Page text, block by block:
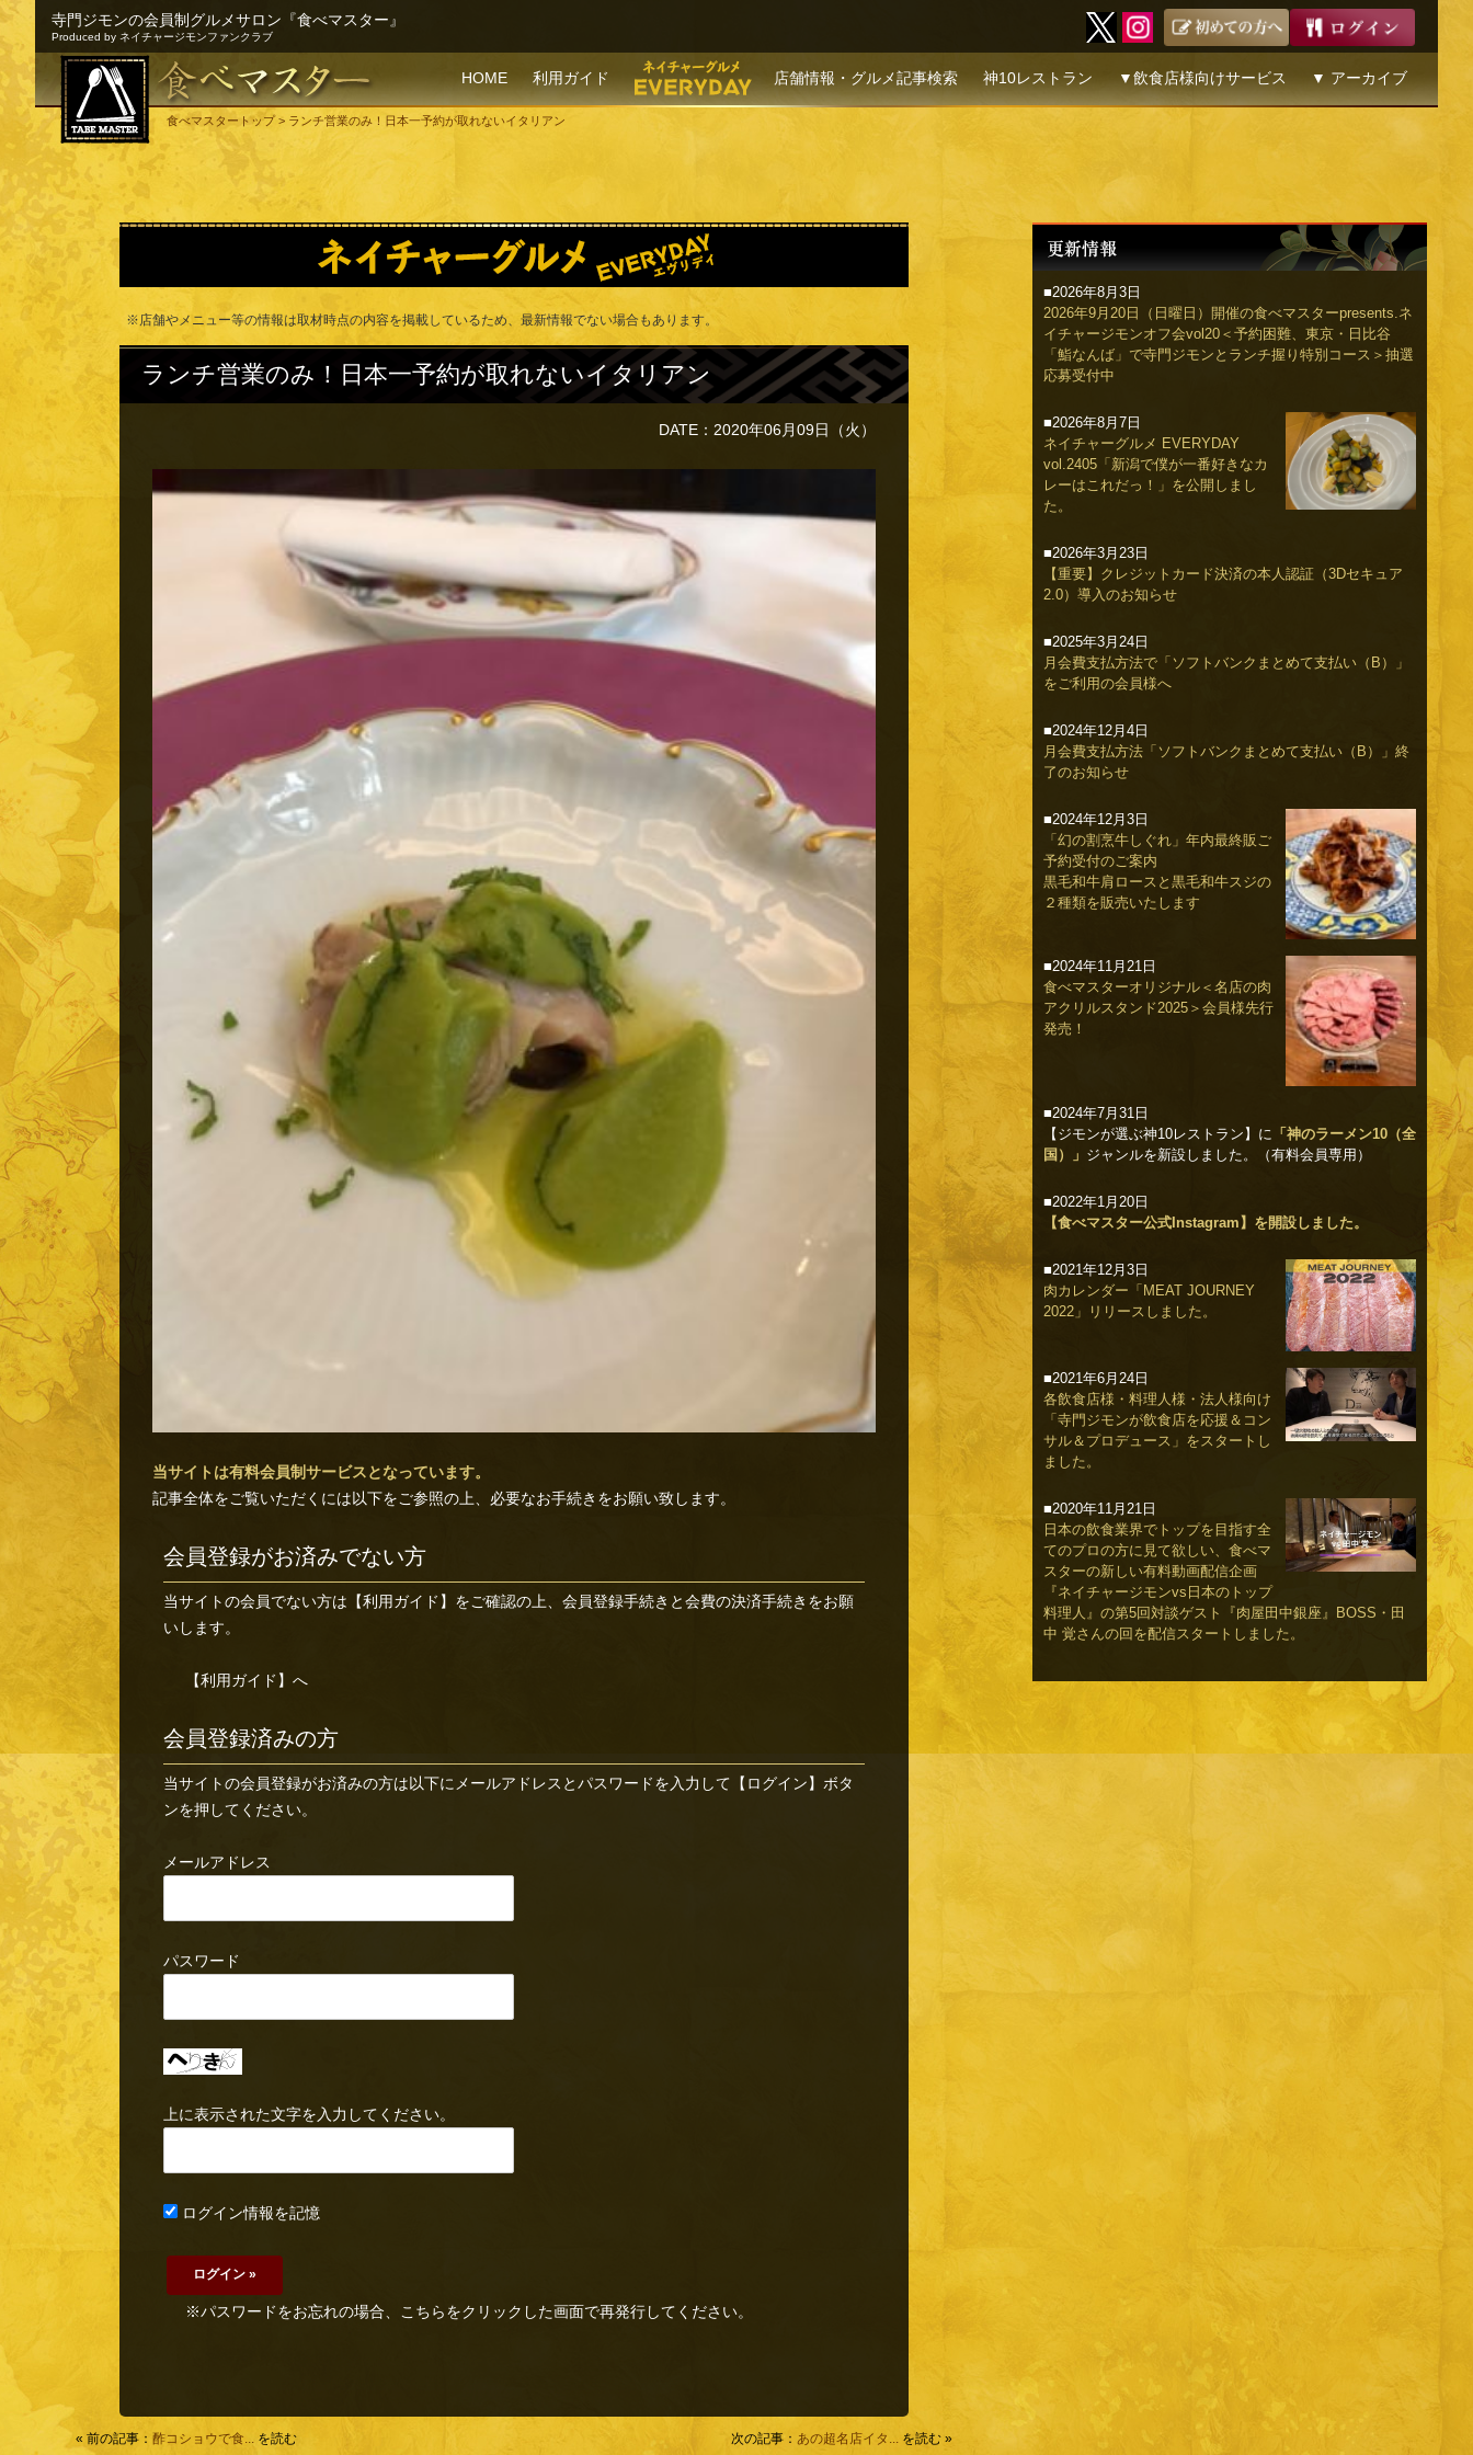
寺門ジモンの会員制グルメサロン『食べマスター』
Produced by ネイチャージモンファンクラブ
HOME 利用ガイド 店舗情報・グルメ記事検索 神10レストラン ▼飲食店様向けサービス ▼ アーカイブ
食べマスタートップ> ランチ営業のみ！日本一予約が取れないイタリアン
※店舗やメニュー等の情報は取材時点の内容を掲載しているため、最新情報でない場合もあります。
ランチ営業のみ！日本一予約が取れないイタリアン
DATE：2020年06月09日（火）
当サイトは有料会員制サービスとなっています。
記事全体をご覧いただくには以下をご参照の上、必要なお手続きをお願い致します。
会員登録がお済みでない方
当サイトの会員でない方は 【利用ガイド】 をご確認の上、会員登録手続きと会費の決済手続きをお願
いします。
【利用ガイド】へ
会員登録済みの方
当サイトの会員登録がお済みの方は以下にメールアドレスとパスワードを入力して【ログイン】ボタ
ンを押してください。
メールアドレス
パスワード
上に表示された文字を入力してください。
ログイン情報を記憶
※パスワードをお忘れの場合、こちらをクリックした画面で再発行してください。
« 前の記事： 酢コショウで食... を読む 次の記事： あの超名店イタ... を読む »
■2026年8月3日
2026年9月20日（日曜日）開催の食べマスターpresents.ネ
イチャージモンオフ会vol20＜予約困難、東京・日比谷
「鮨なんば」で寺門ジモンとランチ握り特別コース＞抽選
応募受付中
■2026年8月7日
ネイチャーグルメ EVERYDAY
vol.2405「新潟で僕が一番好きなカ
レーはこれだっ！」を公開しまし
た。
■2026年3月23日
【重要】クレジットカード決済の本人認証（3Dセキュア
2.0）導入のお知らせ
■2025年3月24日
月会費支払方法で「ソフトバンクまとめて支払い（B）」
をご利用の会員様へ
■2024年12月4日
月会費支払方法「ソフトバンクまとめて支払い（B）」終
了のお知らせ
■2024年12月3日
「幻の割烹牛しぐれ」年内最終販ご
予約受付のご案内
黒毛和牛肩ロースと黒毛和牛スジの
２種類を販売いたします
■2024年11月21日
食べマスターオリジナル＜名店の肉
アクリルスタンド2025＞会員様先行
発売！
■2024年7月31日
【ジモンが選ぶ神10レストラン】に 「神のラーメン10（全
国）」 ジャンルを新設しました。（有料会員専用）
■2022年1月20日
【食べマスター公式Instagram】を開設しました。
■2021年12月3日
肉カレンダー「MEAT JOURNEY
2022」リリースしました。
■2021年6月24日
各飲食店様・料理人様・法人様向け
「寺門ジモンが飲食店を応援＆コン
サル＆プロデュース」をスタートし
ました。
■2020年11月21日
日本の飲食業界でトップを目指す全
てのプロの方に見て欲しい、食べマ
スターの新しい有料動画配信企画
『ネイチャージモンvs日本のトップ
料理人』の第5回対談ゲスト『肉屋田中銀座』BOSS・田
中 覚さんの回を配信スタートしました。